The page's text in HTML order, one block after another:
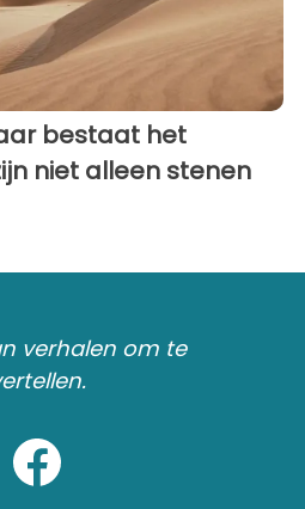
bestaat het
niet alleen stenen
verhalen om te